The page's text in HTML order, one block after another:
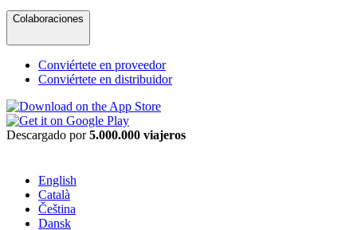
Colaboraciones
Conviértete en proveedor
Conviértete en distribuidor
Descargado por5.000.000 viajeros
English
Català
Čeština
Dansk